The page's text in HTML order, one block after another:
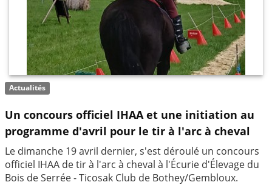
Actualités
Un concours officiel IHAA et une initiation au
programme d'avril pour le tir à l'arc à cheval
​Le dimanche 19 avril dernier, s'est déroulé un concours
officiel IHAA de tir à l'arc à cheval à l'Écurie d'Élevage du
Bois de Serrée - Ticosak Club de Bothey/Gembloux.